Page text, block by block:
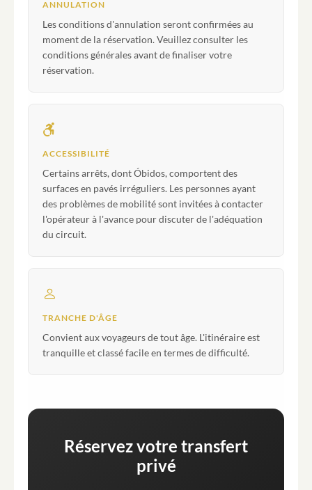
ANNULATION
Les conditions d'annulation seront confirmées au
moment de la réservation. Veuillez consulter les
conditions générales avant de finaliser votre
réservation.
ACCESSIBILITÉ
Certains arrêts, dont Óbidos, comportent des
surfaces en pavés irréguliers. Les personnes ayant
des problèmes de mobilité sont invitées à contacter
l'opérateur à l'avance pour discuter de l'adéquation
du circuit.
TRANCHE D'ÂGE
Convient aux voyageurs de tout âge. L'itinéraire est
tranquille et classé facile en termes de difficulté.
Réservez votre transfert
privé